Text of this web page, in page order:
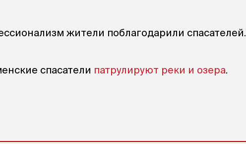
жители поблагодарили спасателей.
спасатели патрулируют реки и озера.